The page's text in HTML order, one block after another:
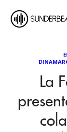
La